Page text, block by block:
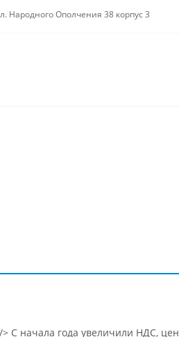
Народного Ополчения 38 корпус 3
С начала года увеличили НДС,